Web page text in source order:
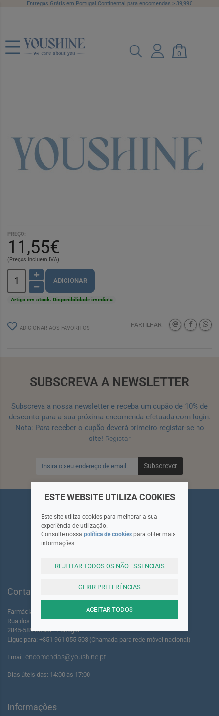
Entregas Grátis em Portugal Continental para encomendas > 39,99€
0
Dercos Anticaspa DS Ch Caspa
PREÇO:
11,55€
(Preços incluem IVA)
ADICIONAR
Artigo em stock. Disponibilidade imediata
ADICIONAR AOS FAVORITOS PARTILHAR:
SUBSCREVA A NEWSLETTER
Subscreva a nossa newsletter e receba um cupão de 10% de
desconto para a sua próxima encomenda efetuada com login.
Nota: Para receber o cupão deverá primeiro registar-se no
site! Registar
Subscrever
Siga-nos
Contactos
Farmácia dos Foros de Amora Lda.
Rua dos Foros Amora 220 A-B
2845-589 Seixal - Portugal
Ligue para: +351 961 055 503 (Chamada para rede móvel nacional)
Email: encomendas@youshine.pt
Dias úteis das: 14:00 às 17:00
Informações
ESTE WEBSITE UTILIZA COOKIES
Este site utiliza cookies para melhorar a sua
experiência de utilização.
Consulte nossa política de cookies para obter mais
informações.
REJEITAR TODOS OS NÃO ESSENCIAIS
GERIR PREFERÊNCIAS
ACEITAR TODOS